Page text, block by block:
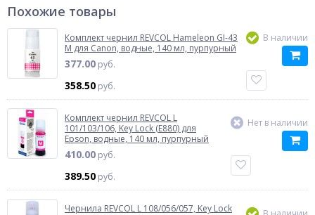
Похожие товары
Комплект чернил REVCOL Hameleon GI-43
M для Canon, водные, 140 мл, пурпурный
377.00 руб.
358.50 руб.
В наличии
Комплект чернил REVCOL L
101/103/106, Key Lock (E880) для
Epson, водные, 140 мл, пурпурный
410.00 руб.
389.50 руб.
Нет в наличии
Чернила REVCOL L 108/056/057, Key Lock